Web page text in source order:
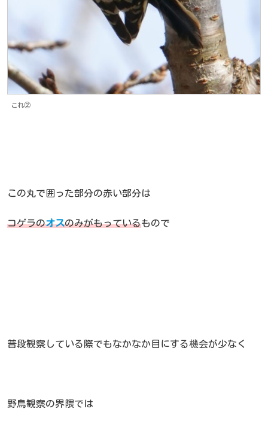
これ②
この丸で囲った部分の赤い部分は
コゲラのオスのみがもっているもので
普段観察している際でもなかなか目にする機会が少なく
野鳥観察の界隈では